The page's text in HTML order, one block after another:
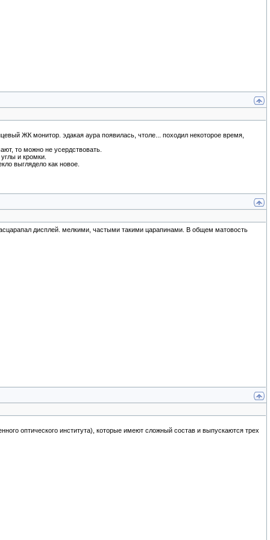
ЖК монитор. эдакая аура появилась, чтоле... походил некоторое время,
то можно не усердствовать.
и кромки.
выглядело как новое.
дисплей. мелкими, частыми такими царапинами. В общем матовость
оптического института), которые имеют сложный состав и выпускаются трех